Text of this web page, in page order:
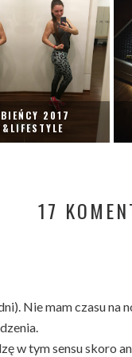
2017
17
Nie mam czasu na
w tym sensu skoro